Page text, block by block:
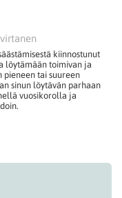
kiinnostunut
löytämään toimivan ja
tai suureen
sinun löytävän parhaan
vuosikorolla ja